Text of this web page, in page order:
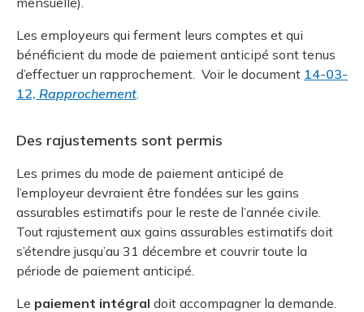
Les employeurs qui ferment leurs comptes et qui
bénéficient du mode de paiement anticipé sont tenus
d’effectuer un rapprochement. Voir le document 14-03-
12, Rapprochement.
Des rajustements sont permis
Les primes du mode de paiement anticipé de
l’employeur devraient être fondées sur les gains
assurables estimatifs pour le reste de l’année civile.
Tout rajustement aux gains assurables estimatifs doit
s’étendre jusqu’au 31 décembre et couvrir toute la
période de paiement anticipé.
Le paiement intégral doit accompagner la demande.